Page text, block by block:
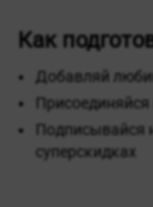
Как
Добавляй
Присоединяйся
Подписывайся
суперскидках